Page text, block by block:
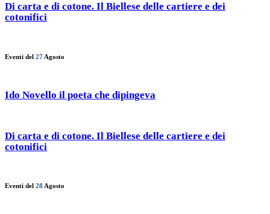
Di carta e di cotone. Il Biellese delle cartiere e dei
cotonifici
Eventi del 27 Agosto
Ido Novello il poeta che dipingeva
Di carta e di cotone. Il Biellese delle cartiere e dei
cotonifici
Eventi del 28 Agosto